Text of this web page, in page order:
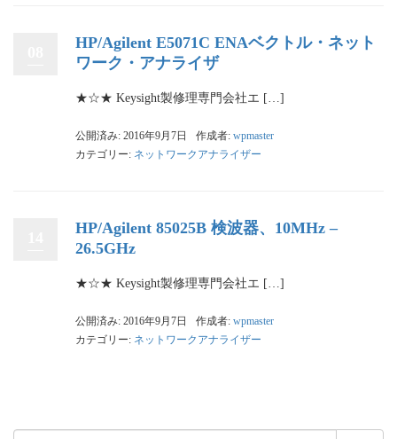
HP/Agilent E5071C ENAベクトル・ネット
ワーク・アナライザ
★☆★ Keysight製修理専門会社エ […]
公開済み: 2016年9月7日 作成者: wpmaster
カテゴリー: ネットワークアナライザー
HP/Agilent 85025B 検波器、10MHz –
26.5GHz
★☆★ Keysight製修理専門会社エ […]
公開済み: 2016年9月7日 作成者: wpmaster
カテゴリー: ネットワークアナライザー